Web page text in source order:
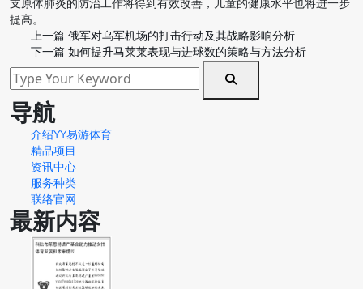
支原体肺炎的防治工作将得到有效改善，儿童的健康水平也将进一步
提高。
上一篇 俄军对乌军机场的打击行动及其战略影响分析
下一篇 如何提升马莱莱表现与进球数的策略与方法分析
导航
介绍YY易游体育
精品项目
资讯中心
服务种类
联络官网
最新内容